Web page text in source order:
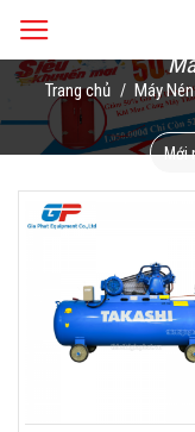
Skip
content
Trang chủ / Máy